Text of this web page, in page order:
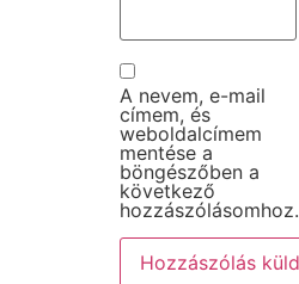
A nevem, e-mail
címem, és
weboldalcímem
mentése a
böngészőben a
következő
hozzászólásomhoz.